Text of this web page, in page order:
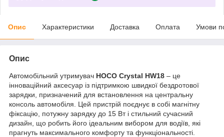
Опис Характеристики Доставка Оплата Умови
Опис
Автомобільний утримувач HOCO Crystal HW18 – це
інноваційний аксесуар із підтримкою швидкої бездротової
зарядки, призначений для встановлення на центральну
консоль автомобіля. Цей пристрій поєднує в собі магнітну
фіксацію, потужну зарядку до 15 Вт і стильний сучасний
дизайн, що робить його ідеальним вибором для водіїв, які
прагнуть максимального комфорту та функціональності.